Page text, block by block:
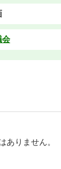
会
ありません。